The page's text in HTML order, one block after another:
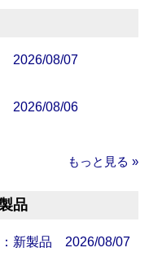
2026/08/07
2026/08/06
もっと見る »
品
：新製品 2026/08/07